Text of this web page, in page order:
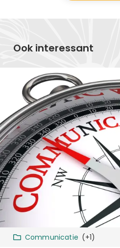
Ook interessant
Communicatie (+1)